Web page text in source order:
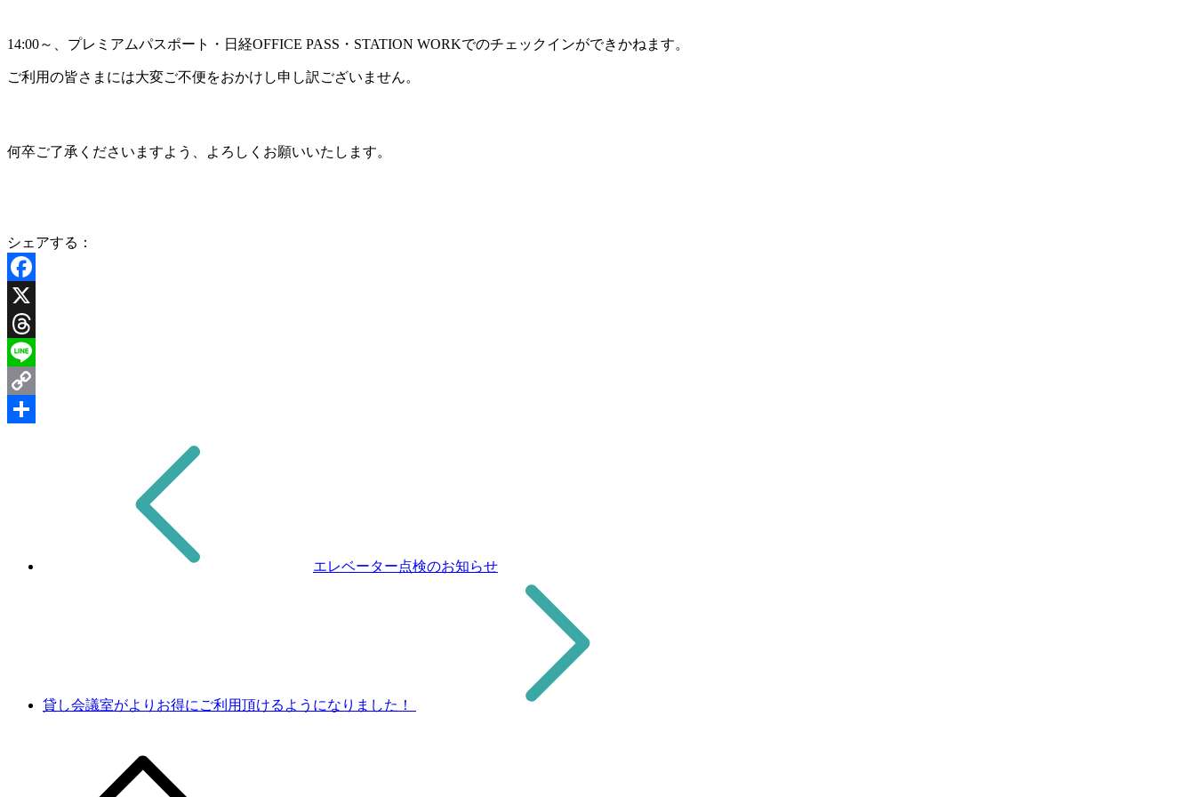
14:00～、プレミアムパスポート・日経OFFICE PASS・STATION WORKでのチェックインができかねます。
ご利用の皆さまには大変ご不便をおかけし申し訳ございません。
何卒ご了承くださいますよう、よろしくお願いいたします。
シェアする：
Facebook
X
Threads
Line
Copy
エレベーター点検のお知らせ
貸し会議室がよりお得にご利用頂けるようになりました！